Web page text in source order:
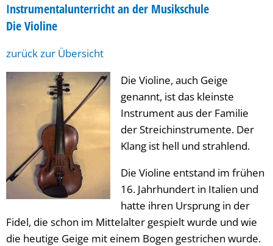
Violine
Instrumentalunterricht an der Musikschule
Die Violine
zurück zur Übersicht
Die Violine, auch Geige
genannt, ist das kleinste
Instrument aus der Familie
der Streichinstrumente. Der
Klang ist hell und strahlend.
Die Violine entstand im frühen
16. Jahrhundert in Italien und
hatte ihren Ursprung in der
Fidel, die schon im Mittelalter gespielt wurde und wie
die heutige Geige mit einem Bogen gestrichen wurde.